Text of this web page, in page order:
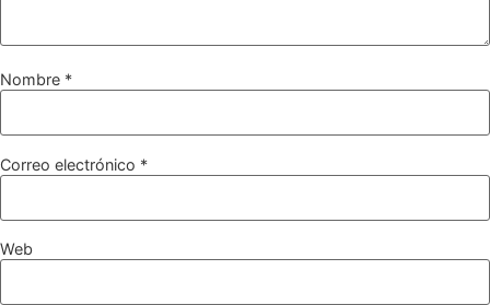
Nombre *
Correo electrónico *
Web